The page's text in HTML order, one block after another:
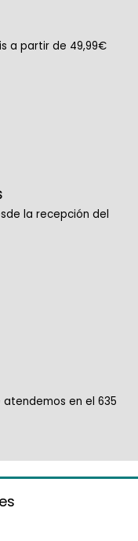
a partir de 49,99€
la recepción del
en el 635